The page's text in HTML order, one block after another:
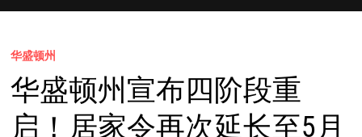
华盛顿州
华盛顿州宣布四阶段重
启！居家令再次延长至5月